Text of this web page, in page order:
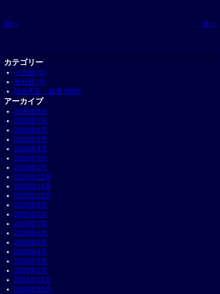
前へ 次へ
カテゴリー
その他 (3)
未分類 (3)
試合予定・結果 (590)
アーカイブ
2026年8月
2026年7月
2026年6月
2026年5月
2026年4月
2026年3月
2026年2月
2025年12月
2025年11月
2025年10月
2025年9月
2025年8月
2025年7月
2025年6月
2025年5月
2025年4月
2025年3月
2025年2月
2024年11月
2024年10月